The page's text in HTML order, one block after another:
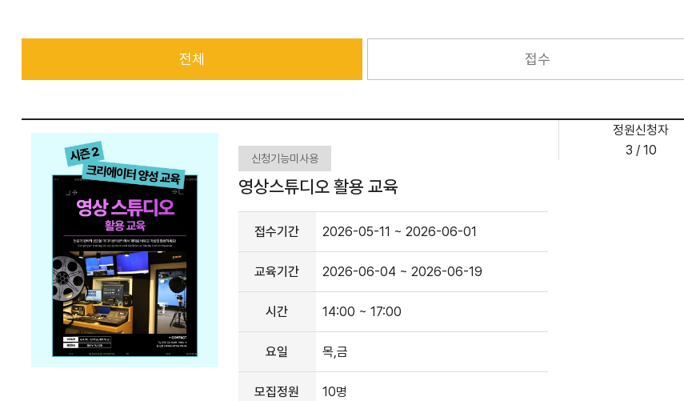
전체 접수
신청기능미사용
영상스튜디오 활용 교육
접수기간 2026-05-11 ~ 2026-06-01
교육기간 2026-06-04 ~ 2026-06-19
시간 14:00 ~ 17:00
요일 목,금
모집정원 10명
정원신청자
3 / 10